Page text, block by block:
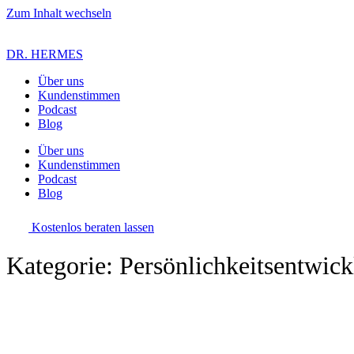
Zum Inhalt wechseln
DR. HERMES
Über uns
Kundenstimmen
Podcast
Blog
Über uns
Kundenstimmen
Podcast
Blog
Kostenlos beraten lassen
Kategorie: